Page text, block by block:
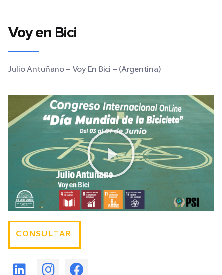
Voy en Bici
Julio Antuñano– Voy En Bici – (Argentina)
CONSULTAR